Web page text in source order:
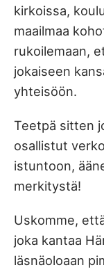
kirkoissa,
maailmaa
rukoilemaan,
jokaiseen
yhteisöön.
Teetpä sitten
osallistut
istuntoon,
merkitystä!
Uskomme,
joka kantaa
läsnäoloaan